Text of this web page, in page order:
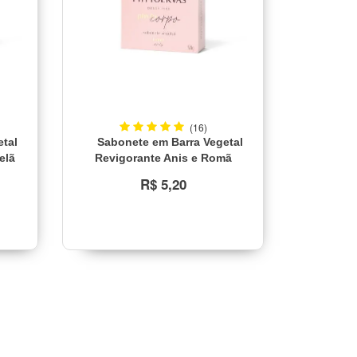
(16)
Sabonete em Barra Vegetal
Revigorante Anis e Romã
R$ 5,20